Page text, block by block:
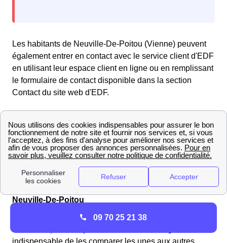
Les habitants de Neuville-De-Poitou (Vienne) peuvent
également entrer en contact avec le service client d'EDF
en utilisant leur espace client en ligne ou en remplissant
le formulaire de contact disponible dans la section
Contact du site web d'EDF.
contacter le gestionnaire du réseau de distribution
Enedis (anciennement ERDF) au numéro gratuit
d'urgence pour le dépannage :09.726.750 + n° de votre
toute interruption de courant ou panne d'électricité.
Trouvez les meilleurs fournisseurs de gaz en 2025 à
Neuville-De-Poitou
Si vous souhaitez avoir une vue d'ensemble et vous
09 70 25 21 38